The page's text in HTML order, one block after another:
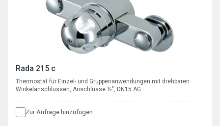
Rada 215 c
Thermostat für Einzel- und Gruppenanwendungen mit drehbaren
Winkelanschlüssen, Anschlüsse ½", DN15 AG
Zur Anfrage hinzufügen